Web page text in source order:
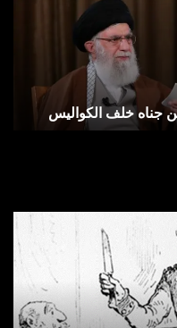
جناه خلف الکوالیس